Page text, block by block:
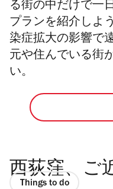
る街の中だけで一
プランを紹介しよ
染症拡大の影響で
元や住んでいる街
い。
西荻窪、ご
Things to do